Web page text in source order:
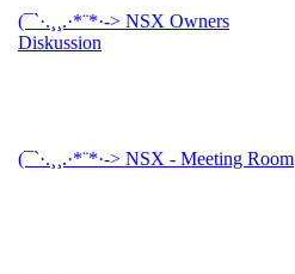
(¯`·.¸¸.·*¨*·-> NSX Owners
Diskussion
(¯`·.¸¸.·*¨*·-> NSX - Meeting Room